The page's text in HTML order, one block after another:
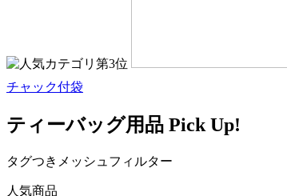
チャック付袋
ティーバッグ用品 Pick Up!
タグつきメッシュフィルター
人気商品